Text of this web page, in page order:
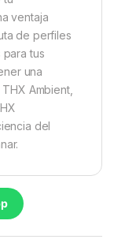
ventaja
de perfiles
tus
una
Ambient,
del